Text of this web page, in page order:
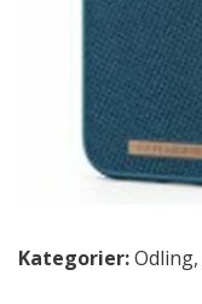
Kategorier:Odling,